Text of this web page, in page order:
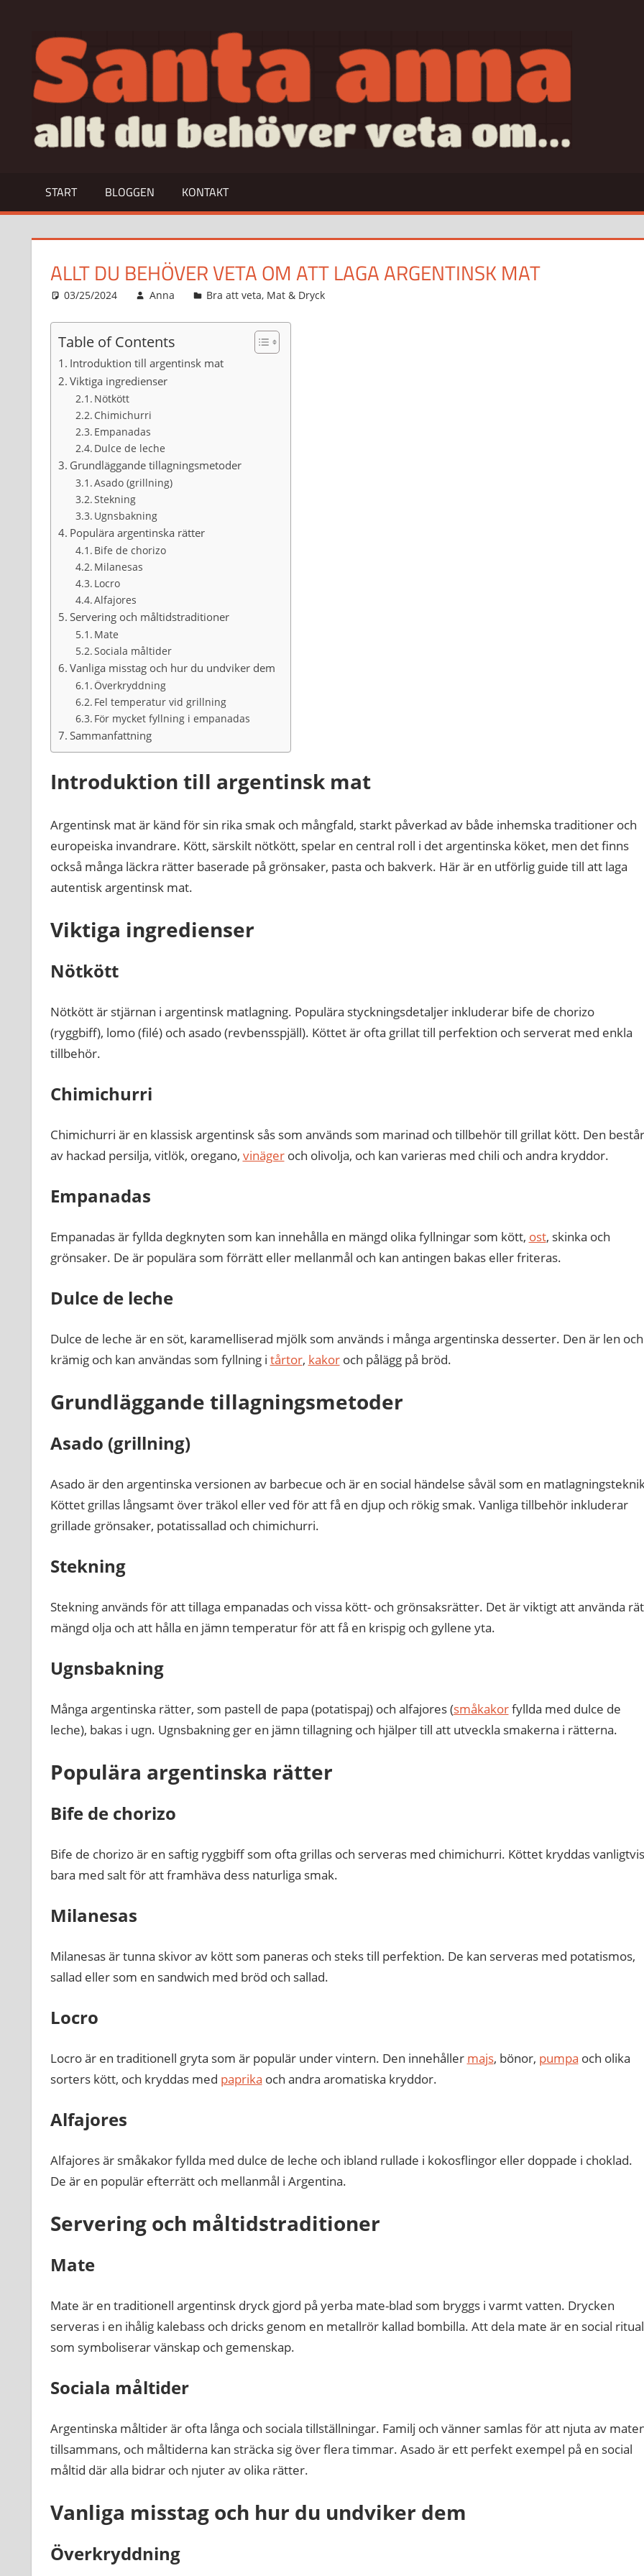
innehåll
du
behöver
veta
START BLOGGEN KONTAKT
ALLT DU BEHÖVER VETA OM ATT LAGA ARGENTINSK MAT
03/25/2024 Anna Bra att veta, Mat & Dryck
Table of Contents
Introduktion till argentinsk mat
Viktiga ingredienser
Nötkött
Chimichurri
Empanadas
Dulce de leche
Grundläggande tillagningsmetoder
Asado (grillning)
Stekning
Ugnsbakning
Populära argentinska rätter
Bife de chorizo
Milanesas
Locro
Alfajores
Servering och måltidstraditioner
Mate
Sociala måltider
Vanliga misstag och hur du undviker dem
Överkryddning
Fel temperatur vid grillning
För mycket fyllning i empanadas
Sammanfattning
Introduktion till argentinsk mat
Argentinsk mat är känd för sin rika smak och mångfald, starkt påverkad av både inhemska traditioner och
europeiska invandrare. Kött, särskilt nötkött, spelar en central roll i det argentinska köket, men det finns
också många läckra rätter baserade på grönsaker, pasta och bakverk. Här är en utförlig guide till att laga
autentisk argentinsk mat.
Viktiga ingredienser
Nötkött
Nötkött är stjärnan i argentinsk matlagning. Populära styckningsdetaljer inkluderar bife de chorizo
(ryggbiff), lomo (filé) och asado (revbensspjäll). Köttet är ofta grillat till perfektion och serverat med enkla
tillbehör.
Chimichurri
Chimichurri är en klassisk argentinsk sås som används som marinad och tillbehör till grillat kött. Den består
av hackad persilja, vitlök, oregano, vinägeroch olivolja, och kan varieras med chili och andra kryddor.
Empanadas
Empanadas är fyllda degknyten som kan innehålla en mängd olika fyllningar som kött, ost, skinka och
grönsaker. De är populära som förrätt eller mellanmål och kan antingen bakas eller friteras.
Dulce de leche
Dulce de leche är en söt, karamelliserad mjölk som används i många argentinska desserter. Den är len och
krämig och kan användas som fyllning i tårtor, kakoroch pålägg på bröd.
Grundläggande tillagningsmetoder
Asado (grillning)
Asado är den argentinska versionen av barbecue och är en social händelse såväl som en
Köttet grillas långsamt över träkol eller ved för att få en djup och rökig smak. Vanliga tillbehör inkluderar
grillade grönsaker, potatissallad och chimichurri.
Stekning
Stekning används för att tillaga empanadas och vissa kött- och grönsaksrätter. Det är viktigt att använda
mängd olja och att hålla en jämn temperatur för att få en krispig och gyllene yta.
Ugnsbakning
Många argentinska rätter, som pastell de papa (potatispaj) och alfajores (småkakorfyllda med dulce de
leche), bakas i ugn. Ugnsbakning ger en jämn tillagning och hjälper till att utveckla smakerna i rätterna.
Populära argentinska rätter
Bife de chorizo
Bife de chorizo är en saftig ryggbiff som ofta grillas och serveras med chimichurri. Köttet kryddas vanligtvis
bara med salt för att framhäva dess naturliga smak.
Milanesas
Milanesas är tunna skivor av kött som paneras och steks till perfektion. De kan serveras med potatismos,
sallad eller som en sandwich med bröd och sallad.
Locro
Locro är en traditionell gryta som är populär under vintern. Den innehåller majs, bönor, pumpa och olika
sorters kött, och kryddas med paprika och andra aromatiska kryddor.
Alfajores
Alfajores är småkakor fyllda med dulce de leche och ibland rullade i kokosflingor eller doppade i choklad.
De är en populär efterrätt och mellanmål i Argentina.
Servering och måltidstraditioner
Mate
Mate är en traditionell argentinsk dryck gjord på yerba mate-blad som bryggs i varmt vatten. Drycken
serveras i en ihålig kalebass och dricks genom en metallrör kallad bombilla. Att dela mate är en social ritual
som symboliserar vänskap och gemenskap.
Sociala måltider
Argentinska måltider är ofta långa och sociala tillställningar. Familj och vänner samlas för att njuta av
tillsammans, och måltiderna kan sträcka sig över flera timmar. Asado är ett perfekt exempel på en social
måltid där alla bidrar och njuter av olika rätter.
Vanliga misstag och hur du undviker dem
Överkryddning